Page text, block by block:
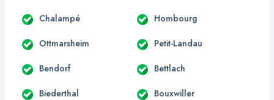
Chalampé Hombourg
Ottmarsheim Petit-Landau
Bendorf Bettlach
Biederthal Bouxwiller